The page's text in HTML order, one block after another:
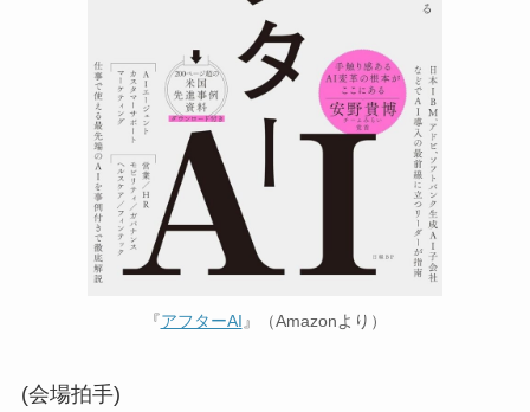
『アフターAI 』（Amazonより）
(会場拍手)